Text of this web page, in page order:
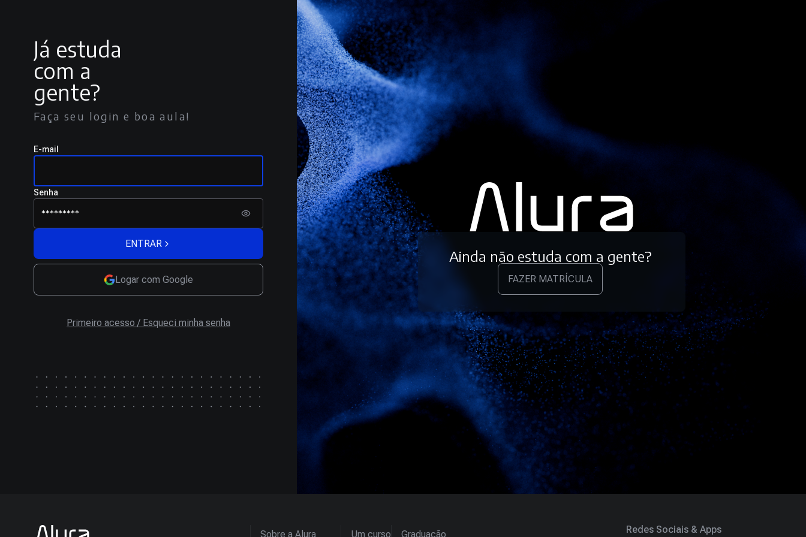
Já estuda
com a
gente?
Faça seu login e boa aula!
E-mail
Senha
ENTRAR
Logar com Google
Primeiro acesso / Esqueci minha senha
Ainda não estuda com a gente?
FAZER MATRÍCULA
Sobre a Alura Um curso Graduação Redes Sociais & Apps